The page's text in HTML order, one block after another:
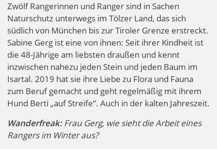
Zwölf Rangerinnen und Ranger sind in Sachen
Naturschutz unterwegs im Tölzer Land, das sich
südlich von München bis zur Tiroler Grenze erstreckt.
Sabine Gerg ist eine von ihnen: Seit ihrer Kindheit ist
die 48-Jährige am liebsten draußen und kennt
inzwischen nahezu jeden Stein und jeden Baum im
Isartal. 2019 hat sie ihre Liebe zu Flora und Fauna
zum Beruf gemacht und geht regelmäßig mit ihrem
Hund Berti „auf Streife“. Auch in der kalten Jahreszeit.
Wanderfreak:Frau Gerg, wie sieht die Arbeit eines
Rangers im Winter aus?